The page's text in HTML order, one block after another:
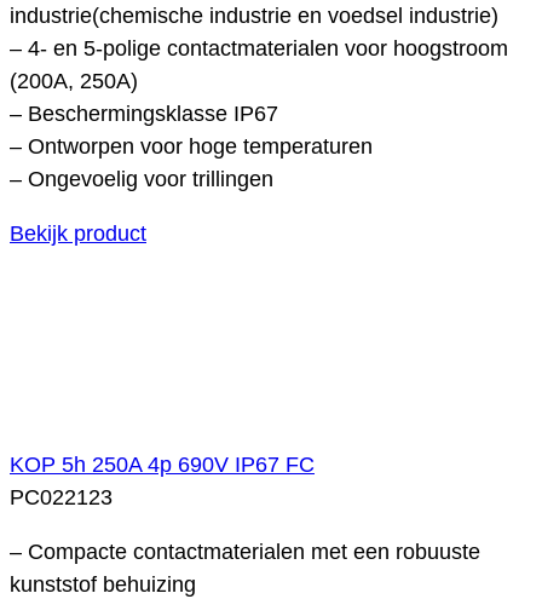
industrie(chemische industrie en voedsel industrie)
– 4- en 5-polige contactmaterialen voor hoogstroom
(200A, 250A)
– Beschermingsklasse IP67
– Ontworpen voor hoge temperaturen
– Ongevoelig voor trillingen
Bekijk product
KOP 5h 250A 4p 690V IP67 FC
PC022123
– Compacte contactmaterialen met een robuuste
kunststof behuizing